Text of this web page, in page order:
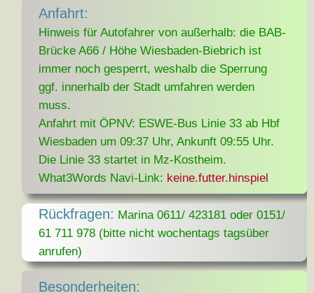
Anfahrt:
Hinweis für Autofahrer von außerhalb: die BAB-
Brücke A66 / Höhe Wiesbaden-Biebrich ist
immer noch gesperrt, weshalb die Sperrung
ggf. innerhalb der Stadt umfahren werden
muss.
Anfahrt mit ÖPNV: ESWE-Bus Linie 33 ab Hbf
Wiesbaden um 09:37 Uhr, Ankunft 09:55 Uhr.
Die Linie 33 startet in Mz-Kostheim.
What3Words Navi-Link: keine.futter.hinspiel
Rückfragen: Marina 0611/ 423181 oder 0151/
61 711 978 (bitte nicht wochentags tagsüber
anrufen)
Besonderheiten: